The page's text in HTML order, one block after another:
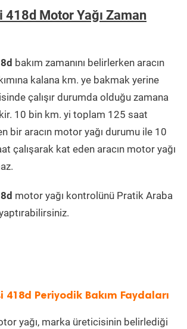
418d Motor Yağı Zaman
bakım zamanını belirlerken aracın
kalana km. ye bakmak yerine
çalışır durumda olduğu zamana
10 bin km. yi toplam 125 saat
bir aracın motor yağı durumu ile 10
çalışarak kat eden aracın motor yağı
motor yağı kontrolünü Pratik Araba
418d Periyodik Bakım Faydaları
yağı, marka üreticisinin belirlediği